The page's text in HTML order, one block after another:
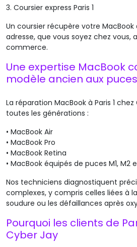
3. Coursier express Paris 1
Un coursier récupère votre
adresse, que vous soyez chez vous,
commerce.
Une expertise MacBook
modèle ancien aux
La réparation MacBook à Paris 1
toutes les générations :
• MacBook Air
• MacBook Pro
• MacBook Retina
• MacBook équipés de puces M1, M2
Nos techniciens diagnostiquent
complexes, y compris celles liées à
soudure ou les défaillances après
Pourquoi les clients de
Cyber Jay